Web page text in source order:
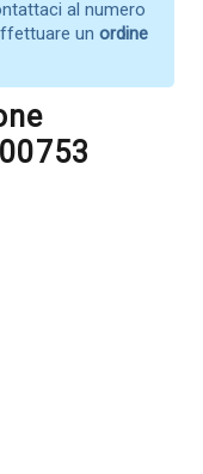
al numero
un ordine